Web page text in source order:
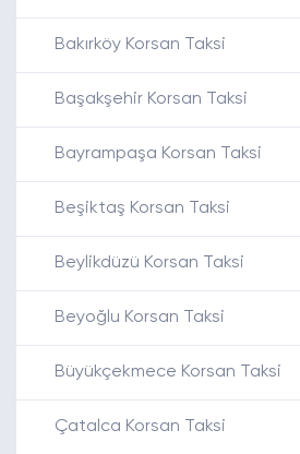
Bakırköy Korsan Taksi
Başakşehir Korsan Taksi
Bayrampaşa Korsan Taksi
Beşiktaş Korsan Taksi
Beylikdüzü Korsan Taksi
Beyoğlu Korsan Taksi
Büyükçekmece Korsan Taksi
Çatalca Korsan Taksi